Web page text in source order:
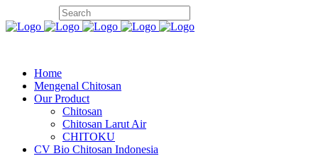
Home
Mengenal Chitosan
Our Product
Chitosan
Chitosan Larut Air
CHITOKU
CV Bio Chitosan Indonesia